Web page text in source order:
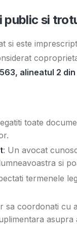
si
si este
alineatul 2 din
toate
: Un avocat
si
termenele
sa coordonati cu
asupra